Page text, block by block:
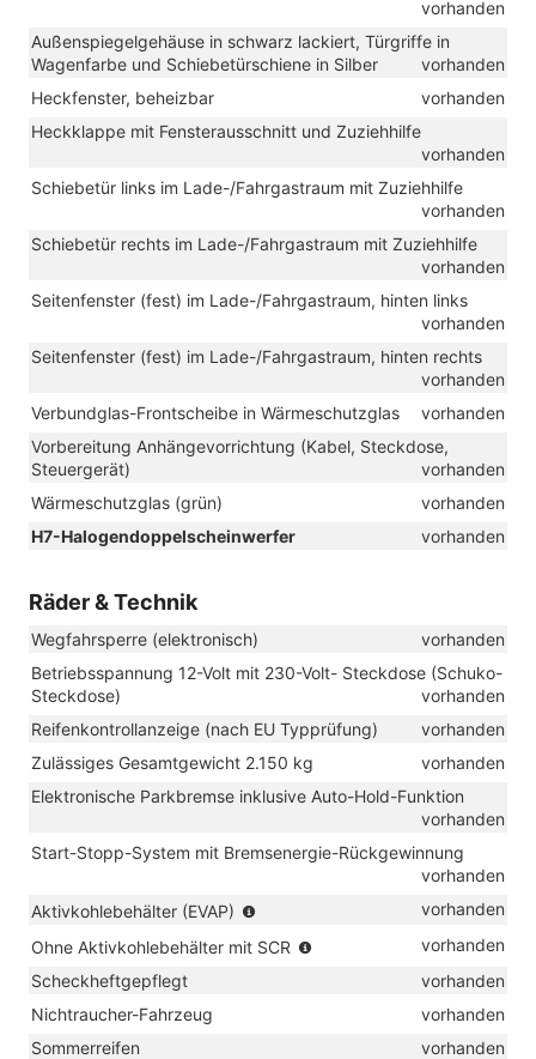
vorhanden
Außenspiegelgehäuse in schwarz lackiert, Türgriffe in
Wagenfarbe und Schiebetürschiene in Silber
vorhanden
Heckfenster, beheizbar
vorhanden
Heckklappe mit Fensterausschnitt und Zuziehhilfe
vorhanden
Schiebetür links im Lade-/Fahrgastraum mit Zuziehhilfe
vorhanden
Schiebetür rechts im Lade-/Fahrgastraum mit Zuziehhilfe
vorhanden
Seitenfenster (fest) im Lade-/Fahrgastraum, hinten links
vorhanden
Seitenfenster (fest) im Lade-/Fahrgastraum, hinten rechts
vorhanden
Verbundglas-Frontscheibe in Wärmeschutzglas
vorhanden
Vorbereitung Anhängevorrichtung (Kabel, Steckdose,
Steuergerät)
vorhanden
Wärmeschutzglas (grün)
vorhanden
H7-Halogendoppelscheinwerfer
vorhanden
Räder & Technik
Wegfahrsperre (elektronisch)
vorhanden
Betriebsspannung 12-Volt mit 230-Volt- Steckdose (Schuko-
Steckdose)
vorhanden
Reifenkontrollanzeige (nach EU Typprüfung)
vorhanden
Zulässiges Gesamtgewicht 2.150 kg
vorhanden
Elektronische Parkbremse inklusive Auto-Hold-Funktion
vorhanden
Start-Stopp-System mit Bremsenergie-Rückgewinnung
vorhanden
Aktivkohlebehälter (EVAP)
Verbindung
vorhanden
Ohne Aktivkohlebehälter mit SCR
vorhanden
Scheckheftgepflegt
vorhanden
Nichtraucher-Fahrzeug
vorhanden
Sommerreifen
vorhanden